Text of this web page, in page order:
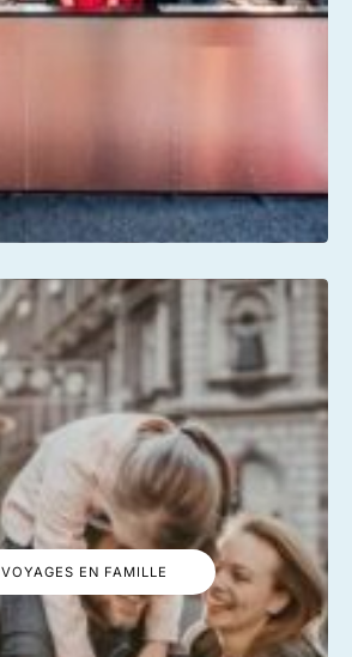
VOYAGES EN FAMILLE